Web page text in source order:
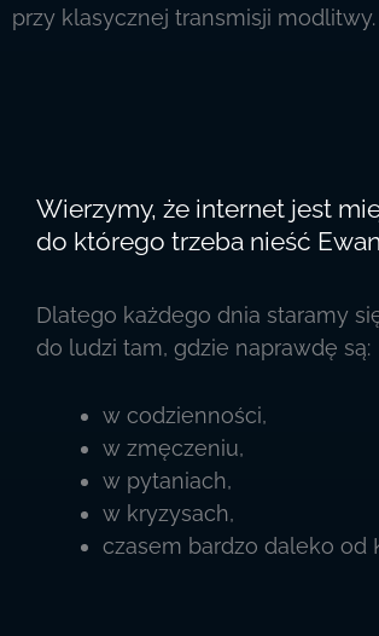
przy klasycznej transmisji modlitwy.
Wierzymy, że internet jest
do którego trzeba nieść
Dlatego każdego dnia staramy
do ludzi tam, gdzie naprawdę są:
w codzienności,
w zmęczeniu,
w pytaniach,
w kryzysach,
czasem bardzo daleko od